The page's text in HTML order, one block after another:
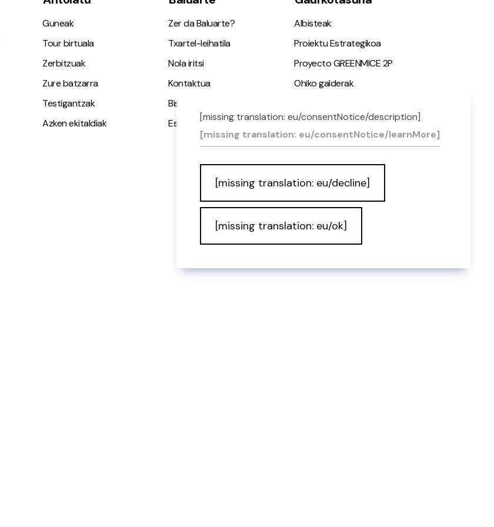
Guneak
Tour birtuala
Zerbitzuak
Zure batzarra
Testigantzak
Azken ekitaldiak
Zer da Baluarte?
Txartel-leihatila
Nola iritsi
Kontaktua
Bisita gidatuak
Espazio Irisgarria
Albisteak
Proiektu Estrategikoa
Proyecto GREENMICE 2P
Ohiko galderak
[missing translation: eu/consentNotice/description]
[missing translation: eu/consentNotice/learnMore]
[missing translation: eu/decline]
[missing translation: eu/ok]